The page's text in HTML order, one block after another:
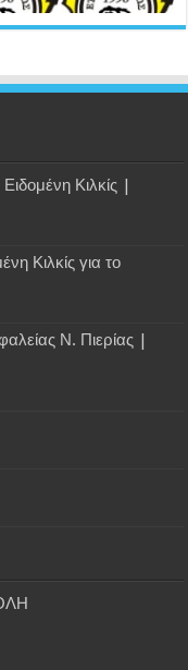
Κιλκίς |
Κιλκίς για το
Ν. Πιερίας |